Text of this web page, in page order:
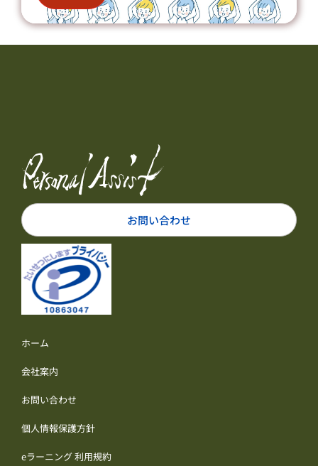
お問い合わせ
ホーム
会社案内
お問い合わせ
個人情報保護方針
eラーニング 利用規約